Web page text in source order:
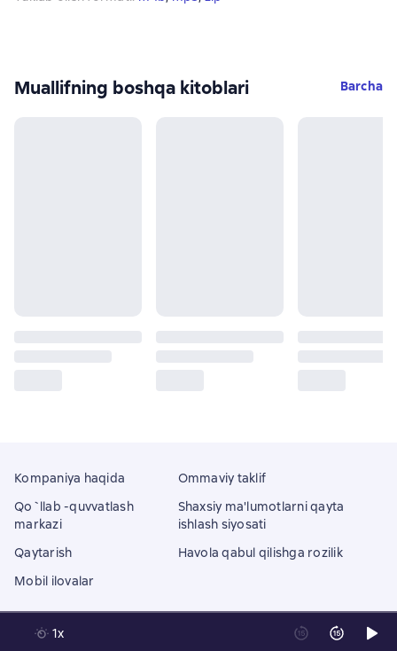
Muallifning boshqa kitoblari Barcha
1x
Kompaniya haqida
Qo`llab -quvvatlash
markazi
Qaytarish
Mobil ilovalar
Ommaviy taklif
Shaxsiy ma'lumotlarni qayta
ishlash siyosati
Havola qabul qilishga rozilik